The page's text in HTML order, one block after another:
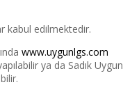
kabul edilmektedir.
www.uygunlgs.com
ya da Sadık Uygun